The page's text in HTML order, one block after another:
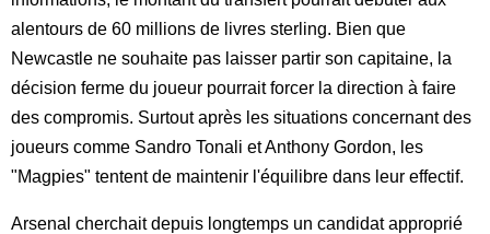
alentours de 60 millions de livres sterling. Bien que
Newcastle ne souhaite pas laisser partir son capitaine, la
décision ferme du joueur pourrait forcer la direction à faire
des compromis. Surtout après les situations concernant des
joueurs comme Sandro Tonali et Anthony Gordon, les
"Magpies" tentent de maintenir l'équilibre dans leur effectif.
Arsenal cherchait depuis longtemps un candidat approprié